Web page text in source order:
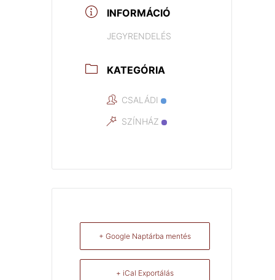
INFORMÁCIÓ
JEGYRENDELÉS
KATEGÓRIA
CSALÁDI
SZÍNHÁZ
+ Google Naptárba mentés
+ iCal Exportálás